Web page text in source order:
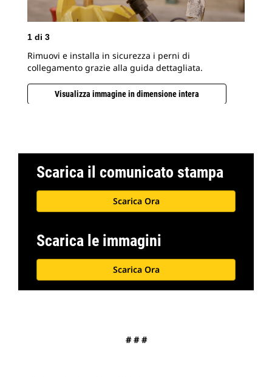
1 di 3
Rimuovi e installa in sicurezza i perni di
collegamento grazie alla guida dettagliata.
Visualizza immagine in dimensione intera
Scarica il comunicato stampa
Scarica Ora
Scarica le immagini
Scarica Ora
# # #